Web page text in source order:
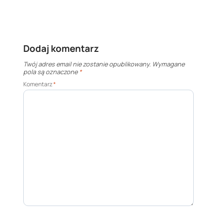
Dodaj komentarz
Twój adres email nie zostanie opublikowany. Wymagane
pola są oznaczone *
Komentarz*